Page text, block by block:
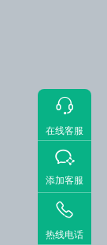

在线客服

添加客服

热线电话